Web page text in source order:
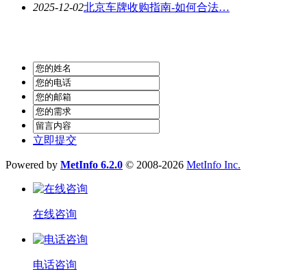
2025-12-02北京车牌收购指南-如何合法…
立即提交
Powered by MetInfo 6.2.0 © 2008-2026 MetInfo Inc.
在线咨询
电话咨询